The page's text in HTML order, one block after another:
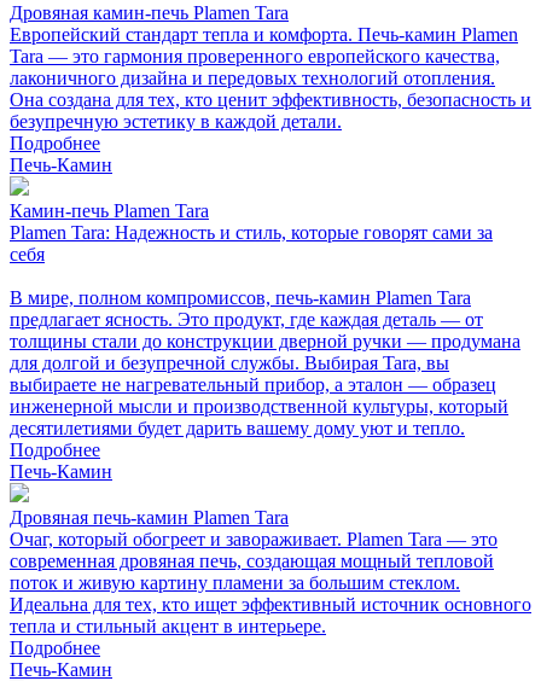
Дровяная камин-печь Plamen Tara
Европейский стандарт тепла и комфорта. Печь-камин Plamen
Tara — это гармония проверенного европейского качества,
лаконичного дизайна и передовых технологий отопления.
Она создана для тех, кто ценит эффективность, безопасность и
безупречную эстетику в каждой детали.
Подробнее
Печь-Камин
Камин-печь Plamen Tara
Plamen Tara: Надежность и стиль, которые говорят сами за
себя
В мире, полном компромиссов, печь-камин Plamen Tara
предлагает ясность. Это продукт, где каждая деталь — от
толщины стали до конструкции дверной ручки — продумана
для долгой и безупречной службы. Выбирая Tara, вы
выбираете не нагревательный прибор, а эталон — образец
инженерной мысли и производственной культуры, который
десятилетиями будет дарить вашему дому уют и тепло.
Подробнее
Печь-Камин
Дровяная печь-камин Plamen Tara
Очаг, который обогреет и завораживает. Plamen Tara — это
современная дровяная печь, создающая мощный тепловой
поток и живую картину пламени за большим стеклом.
Идеальна для тех, кто ищет эффективный источник основного
тепла и стильный акцент в интерьере.
Подробнее
Печь-Камин